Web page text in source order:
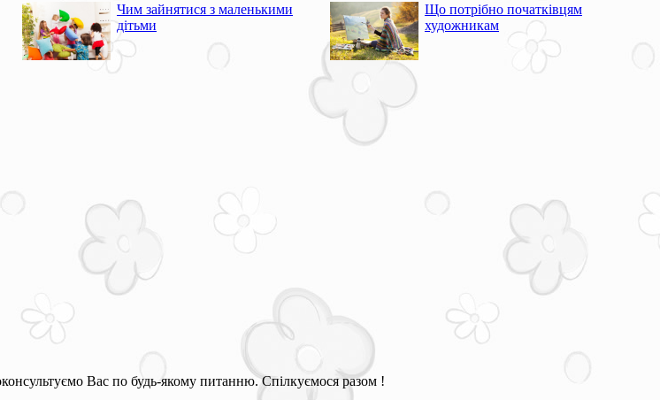
Чим зайнятися з маленькими
дітьми
Що потрібно початківцям
художникам
Вас по будь-якому питанню. Спілкуємося разом !